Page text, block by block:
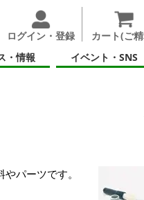
ログイン・登録 カート(ご
・情報 イベント・SNS
パーツです。